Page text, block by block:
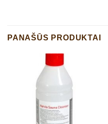
PANAŠŪS PRODUKTAI